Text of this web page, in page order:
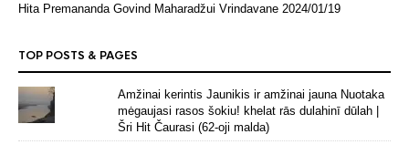
Hita Premananda Govind Maharadžui Vrindavane 2024/01/19
TOP POSTS & PAGES
Amžinai kerintis Jaunikis ir amžinai jauna Nuotaka
mėgaujasi rasos šokiu! khelat rās dulahinī dūlah |
Šri Hit Čaurasi (62-oji malda)